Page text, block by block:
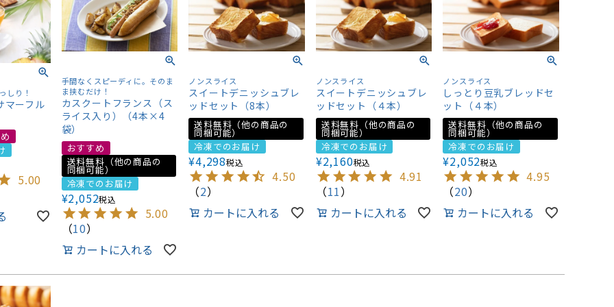
しり！
マーフル
5.00
手間なくスピーディに。そのま
ま挟むだけ！
カスクートフランス（ス
ライス入り）（4本×4
袋）
おすすめ
送料無料（他の商品の
同梱可能）
冷凍でのお届け
¥2,052税込
5.00
（10）
カートに入れる
ノンスライス
スイートデニッシュブレ
ッドセット（8本）
送料無料（他の商品の
同梱可能）
冷凍でのお届け
¥4,298税込
4.50
（2）
カートに入れる
ノンスライス
スイートデニッシュブレ
ッドセット（４本）
送料無料（他の商品の
同梱可能）
冷凍でのお届け
¥2,160税込
4.91
（11）
カートに入れる
ノンスライス
しっとり豆乳ブレッドセ
ット（４本）
送料無料（他の商品の
同梱可能）
冷凍でのお届け
¥2,052税込
4.95
（20）
カートに入れる